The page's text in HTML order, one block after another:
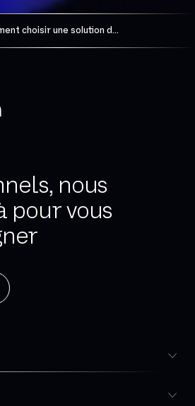
Comment choisir une solution de téléphonie professionnelle ?
nous
pour vous